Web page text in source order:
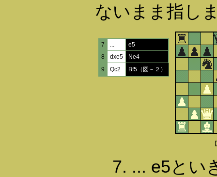
ないまま指し
7 ...
e5
8
dxe5
Ne4
9
Qc2 Bf5（図－２）
7. ... e5とい